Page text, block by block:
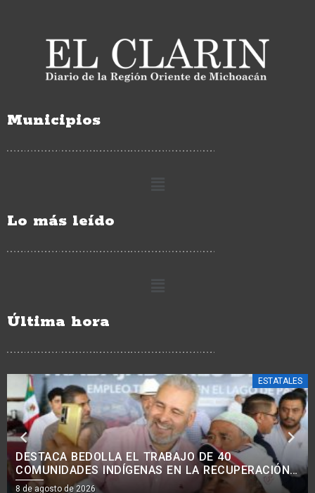
Municipios
Lo más leído
Última hora
ESTATALES
AVANZA MODERNIZACIÓN VIAL EN COMUNIDADES
INDÍGENAS, CON MEJORA DE 38 KM DE CAMINOS:
ROGELIO ZARAZÚA.<BR>
8 de agosto de 2026